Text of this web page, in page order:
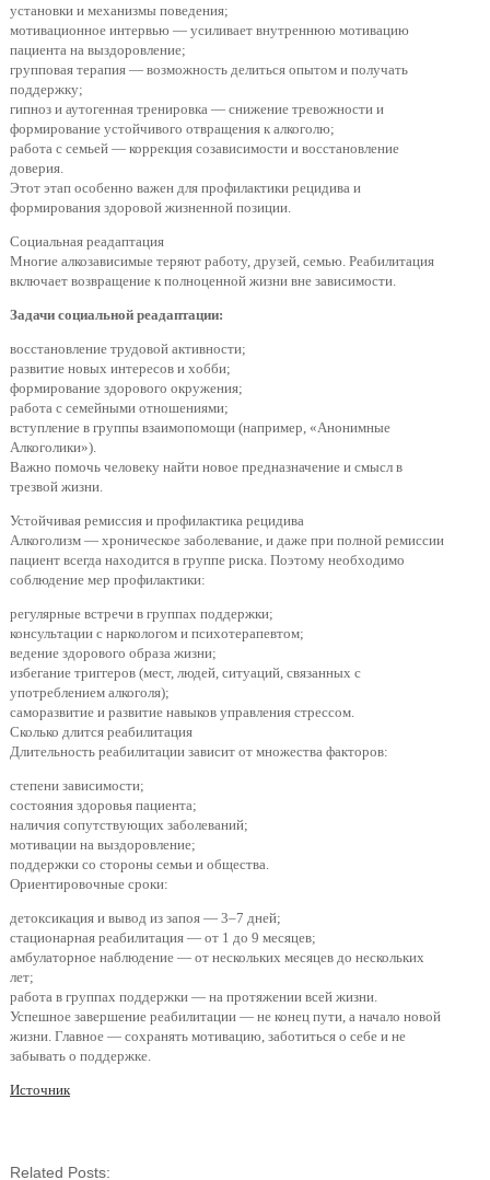
установки и механизмы поведения;
мотивационное интервью — усиливает внутреннюю мотивацию
пациента на выздоровление;
групповая терапия — возможность делиться опытом и получать
поддержку;
гипноз и аутогенная тренировка — снижение тревожности и
формирование устойчивого отвращения к алкоголю;
работа с семьей — коррекция созависимости и восстановление
доверия.
Этот этап особенно важен для профилактики рецидива и
формирования здоровой жизненной позиции.
Социальная реадаптация
Многие алкозависимые теряют работу, друзей, семью. Реабилитация
включает возвращение к полноценной жизни вне зависимости.
Задачи социальной реадаптации:
восстановление трудовой активности;
развитие новых интересов и хобби;
формирование здорового окружения;
работа с семейными отношениями;
вступление в группы взаимопомощи (например, «Анонимные
Алкоголики»).
Важно помочь человеку найти новое предназначение и смысл в
трезвой жизни.
Устойчивая ремиссия и профилактика рецидива
Алкоголизм — хроническое заболевание, и даже при полной ремиссии
пациент всегда находится в группе риска. Поэтому необходимо
соблюдение мер профилактики:
регулярные встречи в группах поддержки;
консультации с наркологом и психотерапевтом;
ведение здорового образа жизни;
избегание триггеров (мест, людей, ситуаций, связанных с
употреблением алкоголя);
саморазвитие и развитие навыков управления стрессом.
Сколько длится реабилитация
Длительность реабилитации зависит от множества факторов:
степени зависимости;
состояния здоровья пациента;
наличия сопутствующих заболеваний;
мотивации на выздоровление;
поддержки со стороны семьи и общества.
Ориентировочные сроки:
детоксикация и вывод из запоя — 3–7 дней;
стационарная реабилитация — от 1 до 9 месяцев;
амбулаторное наблюдение — от нескольких месяцев до нескольких
лет;
работа в группах поддержки — на протяжении всей жизни.
Успешное завершение реабилитации — не конец пути, а начало новой
жизни. Главное — сохранять мотивацию, заботиться о себе и не
забывать о поддержке.
Источник
Related Posts: